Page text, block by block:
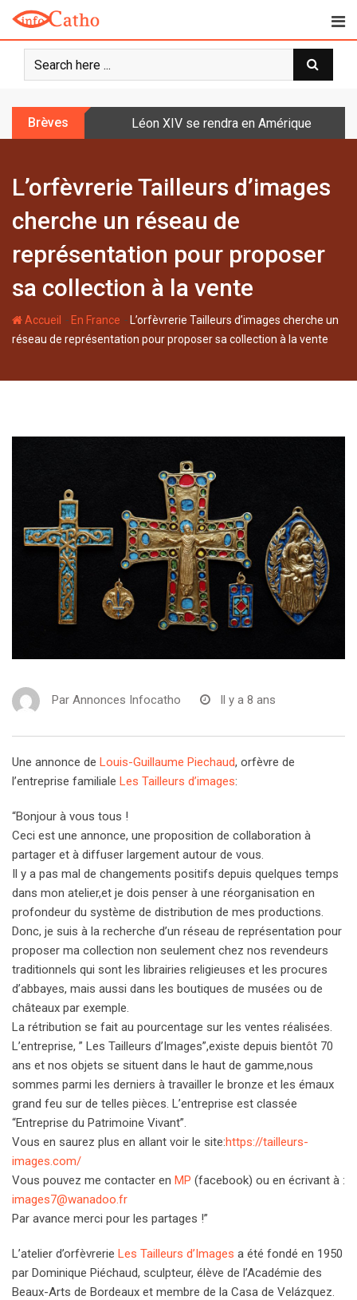
o
Brèves Léon XIV se rendra en Amérique latine à
L’orfèvrerie Tailleurs d’images
cherche un réseau de
représentation pour proposer
sa collection à la vente
Accueil - En France - L’orfèvrerie Tailleurs d’images cherche un
réseau de représentation pour proposer sa collection à la vente
Par Annonces Infocatho Il y a 8 ans
Une annonce de Louis-Guillaume Piechaud, orfèvre de
l’entreprise familiale Les Tailleurs d’images:
“Bonjour à vous tous !
Ceci est une annonce, une proposition de collaboration à
partager et à diffuser largement autour de vous.
Il y a pas mal de changements positifs depuis quelques temps
dans mon atelier,et je dois penser à une réorganisation en
profondeur du système de distribution de mes productions.
Donc, je suis à la recherche d’un réseau de représentation pour
proposer ma collection non seulement chez nos revendeurs
traditionnels qui sont les librairies religieuses et les procures
d’abbayes, mais aussi dans les boutiques de musées ou de
châteaux par exemple.
La rétribution se fait au pourcentage sur les ventes réalisées.
L’entreprise, ” Les Tailleurs d’Images”,existe depuis bientôt 70
ans et nos objets se situent dans le haut de gamme,nous
sommes parmi les derniers à travailler le bronze et les émaux
grand feu sur de telles pièces. L’entreprise est classée
“Entreprise du Patrimoine Vivant”.
Vous en saurez plus en allant voir le site:https://tailleurs-
images.com/
Vous pouvez me contacter en MP (facebook) ou en écrivant à :
images7@wanadoo.fr
Par avance merci pour les partages !”
L’atelier d’orfèvrerie Les Tailleurs d’Images a été fondé en 1950
par Dominique Piéchaud, sculpteur, élève de l’Académie des
Beaux-Arts de Bordeaux et membre de la Casa de Velázquez.